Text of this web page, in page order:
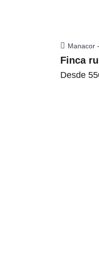
Manacor
Finca
Desde